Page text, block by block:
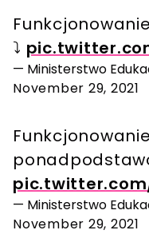
⤵️
— Ministerstwo
November 29, 2021
— Ministerstwo
November 29, 2021